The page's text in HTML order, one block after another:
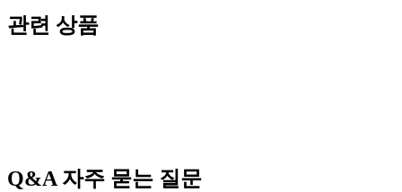
관련 상품
Q&A자주 묻는 질문